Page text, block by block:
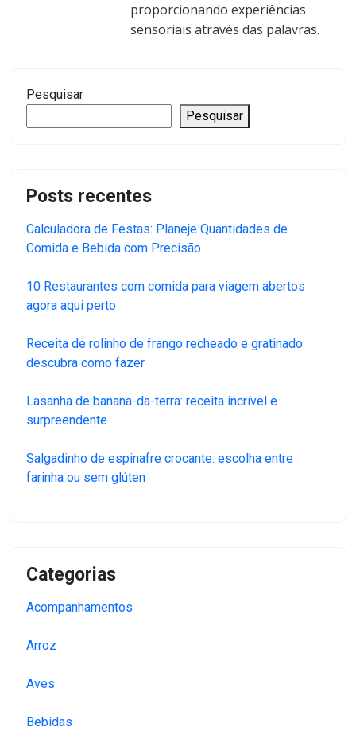
proporcionando experiências
sensoriais através das palavras.
Pesquisar
Pesquisar
Posts recentes
Calculadora de Festas: Planeje Quantidades de
Comida e Bebida com Precisão
10 Restaurantes com comida para viagem abertos
agora aqui perto
Receita de rolinho de frango recheado e gratinado
descubra como fazer
Lasanha de banana-da-terra: receita incrível e
surpreendente
Salgadinho de espinafre crocante: escolha entre
farinha ou sem glúten
Categorias
Acompanhamentos
Arroz
Aves
Bebidas